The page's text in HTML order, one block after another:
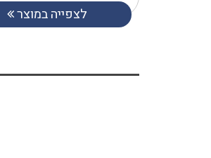
לצפייה במוצר